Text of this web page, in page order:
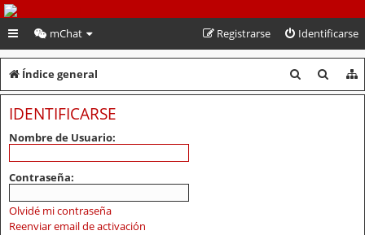
PeruVoley.com
mChat Identificarse
Registrarse
Índice general
u
u
IDENTIFICARSE
Nombre de Usuario:
Contraseña:
Olvidé mi contraseña
Reenviar email de activación